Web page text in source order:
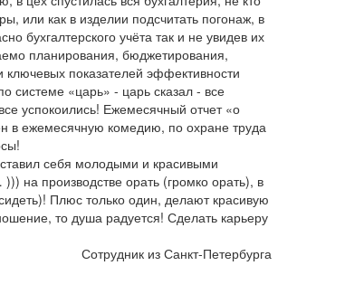
или как в изделии подсчитать погонаж, в
бухгалтерского учёта так и не увидев их
планирования, бюджетирования,
ключевых показателей эффективности
системе «царь» - царь сказал - все
успокоились! Ежемесячный отчет «о
в ежемесячную комедию, по охране труда
себя молодыми и красивыми
на производстве орать (громко орать), в
Плюс только один, делают красивую
то душа радуется! Сделать карьеру
Сотрудник из Санкт-Петербурга